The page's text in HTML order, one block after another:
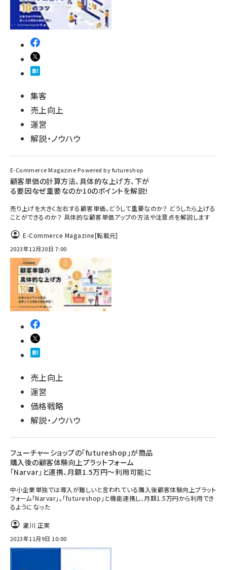
集客
売上向上
運営
解説・ノウハウ
E-Commerce Magazine Powered by futureshop
顧客単価の計算方法、具体的な上げ方、下が
る要因――なぜ重要なのか10のポイントを解説！
売り上げを大きく左右する顧客単価。どうして重要なのか？ どうしたら上げる
ことができるのか？ 具体的な顧客単価アップの方法や注意点を解説します
E-Commerce Magazine[転載元]
2023年12月20日 7:00
売上向上
運営
価格戦略
解説・ノウハウ
フューチャーショップの「futureshop」が商品
購入後の顧客体験向上プラットフォーム
「Narvar」と連携、月額1.5万円～利用可能に
中小企業単独では導入が難しいと言われている購入後顧客体験向上プラット
フォーム「Narvar」。「futureshop」と機能連携し、月額1.5万円から利用でき
るようになった
瀧川 正実
2023年11月9日 10:00